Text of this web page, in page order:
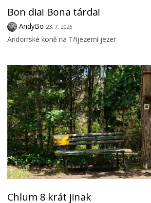
Bon dia! Bona tárda!
AndyBo 23. 7. 2026
Andorrské koně na Tříjezerní jezer
Chlum 8 krát jinak